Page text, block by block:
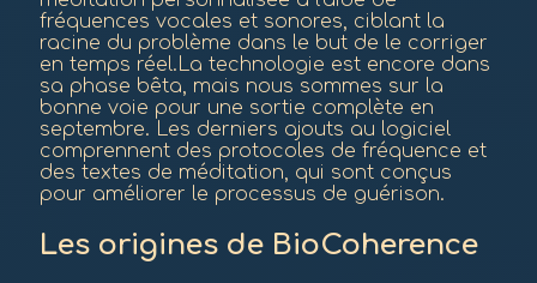
fréquences vocales et sonores, ciblant la
racine du problème dans le but de le corriger
en temps réel.La technologie est encore dans
sa phase bêta, mais nous sommes sur la
bonne voie pour une sortie complète en
septembre. Les derniers ajouts au logiciel
comprennent des protocoles de fréquence et
des textes de méditation, qui sont conçus
pour améliorer le processus de guérison.
Les origines de BioCoherence